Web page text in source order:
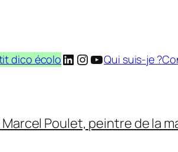
dico écoloLinkedIn Instagram YouTube Qui suis-je ?
Marcel Poulet, peintre de la